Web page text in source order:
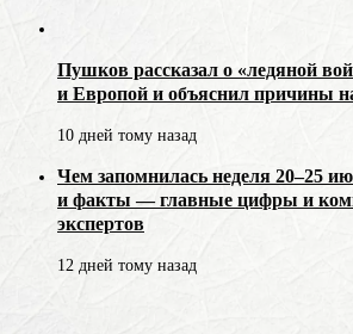
Пушков рассказал о «ледяной
и Европой и объяснил причины
10 дней тому назад
Чем запомнилась неделя 20–25
и факты — главные цифры и
экспертов
12 дней тому назад